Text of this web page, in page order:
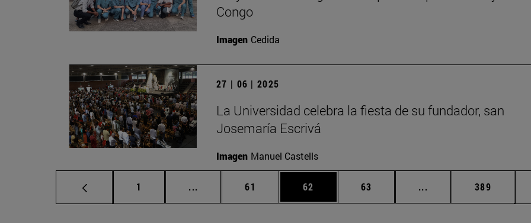
Congo
Imagen Cedida
27 | 06 | 2025
La Universidad celebra la fiesta de su fundador, san
Josemaría Escrivá
Imagen Manuel Castells
Página
1 ... Páginas intermedias Use TAB para desplazarse.
Página
61 Página
62 Página
63 ... Páginas intermedias
Página
389